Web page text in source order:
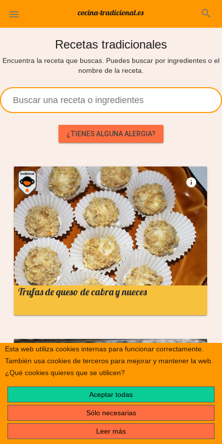
 search
Recetas tradicionales
Encuentra la receta que buscas. Puedes buscar por ingredientes o el
nombre de la receta.
¿TIENES ALGUNA ALERGIA?
Trufas de queso de cabra y nueces
info
info
Esta web utiliza cookies internas para funcionar correctamente.
También usa cookies de terceros para mejorar y mantener la web.
¿Qué cookies quieres que se utilicen?
Aceptar todas
Sólo necesarias
Leer más